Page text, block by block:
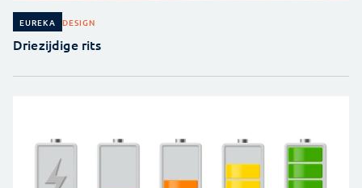
EUREKA DESIGN
Driezijdige rits